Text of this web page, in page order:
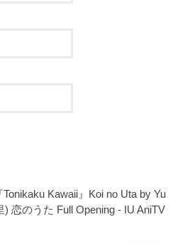
Kawaii』Koi no Uta by Yu
) 恋のうた Full Opening - IU AniTV